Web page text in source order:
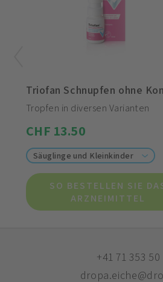
Tropfen in diversen Varianten
CHF 13.50
Säuglinge und Kleinkinder
SO BESTELLEN SIE
ARZNEIMITTEL
+41 71 353 50